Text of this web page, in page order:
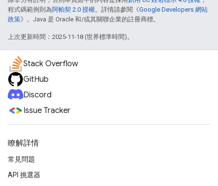
程式碼範例則為阿帕契 2.0 授權。詳情請參閱《Google Developers 網站
政策》。Java 是 Oracle 和/或其關聯企業的註冊商標。
上次更新時間：2025-11-18 (世界標準時間)。
Stack Overflow
GitHub
Discord
Issue Tracker
瞭解詳情
常見問題
API 挑選器